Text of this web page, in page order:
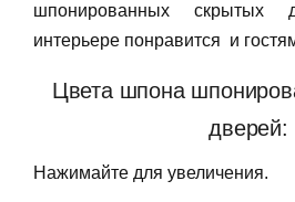
шпонированных
интерьере понравится и
Цвета шпона
дверей:
Нажимайте для увеличения.